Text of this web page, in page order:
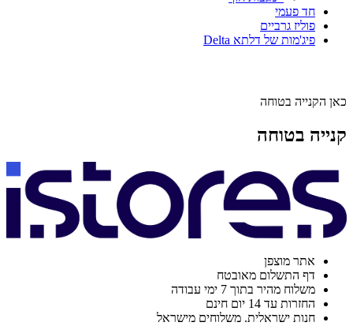
חד פעמי
פוליז גרביים
פיג'מות של דלתא Delta
כאן הקנייה בטוחה
קנייה בטוחה
אתר מוצפן
דף התשלום מאובטח
משלוח מהיר בתוך 7 ימי עבודה
החזרות עד 14 יום חינם
חנות ישראלית. משלוחים מישראל